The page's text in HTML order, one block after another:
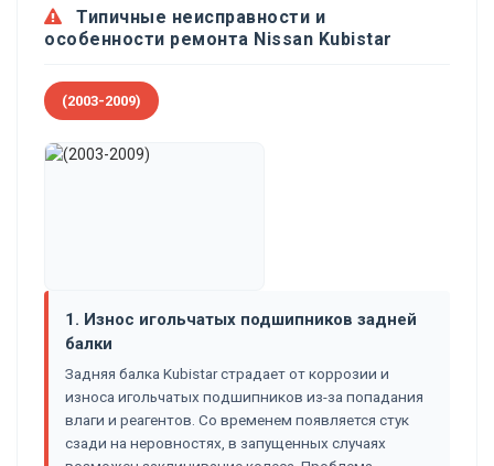
Типичные неисправности и
особенности ремонта Nissan Kubistar
(2003-2009)
1. Износ игольчатых подшипников задней
балки
Задняя балка Kubistar страдает от коррозии и
износа игольчатых подшипников из-за попадания
влаги и реагентов. Со временем появляется стук
сзади на неровностях, в запущенных случаях